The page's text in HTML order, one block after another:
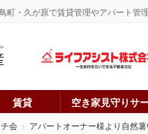
町・久が原で賃貸管理やアパート
賃貸 空き家見守りサ
会 アパートオーナー様より自然